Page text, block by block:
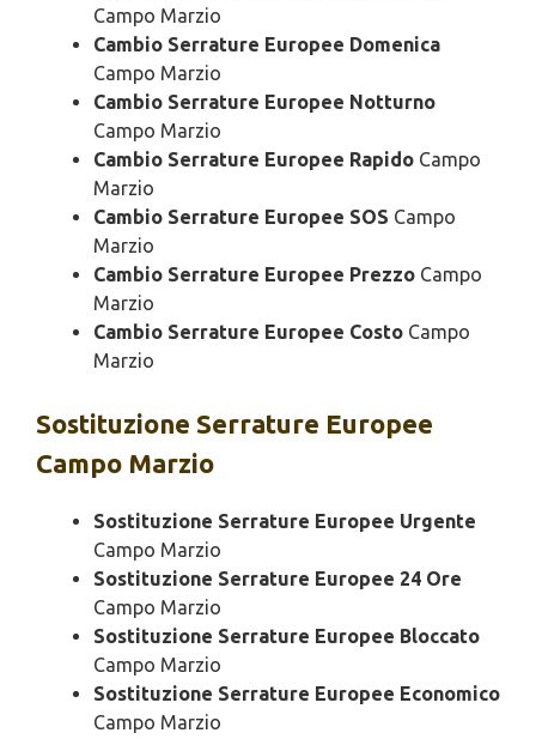
Campo Marzio
Cambio Serrature Europee Domenica
Campo Marzio
Cambio Serrature Europee Notturno
Campo Marzio
Cambio Serrature Europee Rapido Campo
Marzio
Cambio Serrature Europee SOS Campo
Marzio
Cambio Serrature Europee Prezzo Campo
Marzio
Cambio Serrature Europee Costo Campo
Marzio
Sostituzione Serrature Europee
Campo Marzio
Sostituzione Serrature Europee Urgente
Campo Marzio
Sostituzione Serrature Europee 24 Ore
Campo Marzio
Sostituzione Serrature Europee Bloccato
Campo Marzio
Sostituzione Serrature Europee Economico
Campo Marzio